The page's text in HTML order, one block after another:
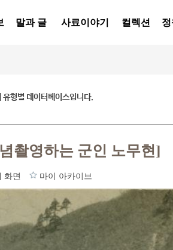
말과 글 사료이야기 컬렉션
형별 데이터베이스입니다.
촬영하는 군인 노무현]
화면 마이 아카이브